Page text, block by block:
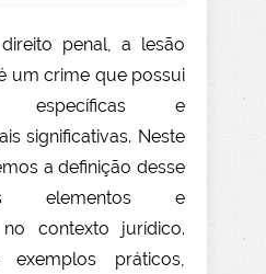
penal, a lesão
um crime que possui
específicas e
significativas. Neste
a definição desse
elementos e
no contexto jurídico.
práticos,